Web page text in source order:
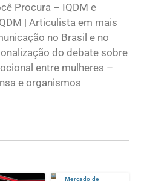
Procura – IQDM e
| Articulista em mais
no Brasil e no
do debate sobre
entre mulheres –
e organismos
Mercado de